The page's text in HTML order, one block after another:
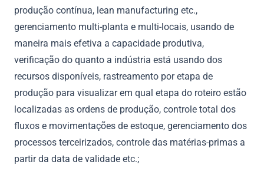
produção contínua, lean manufacturing etc.,
gerenciamento multi-planta e multi-locais, usando de
maneira mais efetiva a capacidade produtiva,
verificação do quanto a indústria está usando dos
recursos disponíveis, rastreamento por etapa de
produção para visualizar em qual etapa do roteiro estão
localizadas as ordens de produção, controle total dos
fluxos e movimentações de estoque, gerenciamento dos
processos terceirizados, controle das matérias-primas a
partir da data de validade etc.;